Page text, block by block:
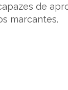
de
marcantes.